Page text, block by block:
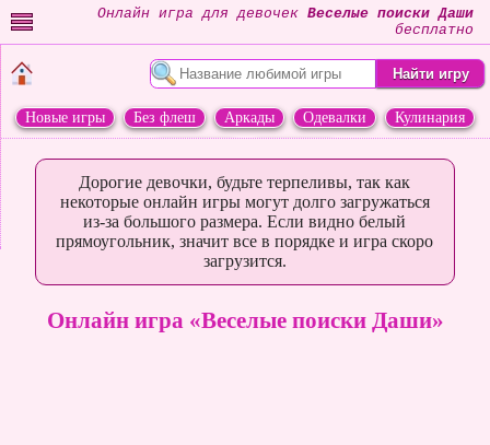
Онлайн игра для девочек Веселые поиски Даши
бесплатно
Новые игры Без флеш Аркады Одевалки
Кулинария
Дорогие девочки, будьте терпеливы, так как
некоторые онлайн игры могут долго загружаться
из-за большого размера. Если видно белый
прямоугольник, значит все в порядке и игра скоро
загрузится.
Онлайн игра «Веселые поиски Даши»